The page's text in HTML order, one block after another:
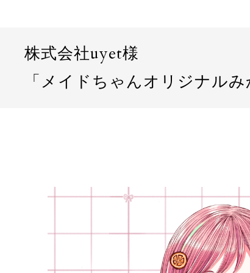
株式会社uyet様
「メイドちゃんオリジナル